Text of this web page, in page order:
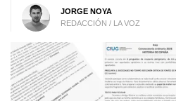
JORGE NOYA
REDACCIÓN / LA VOZ